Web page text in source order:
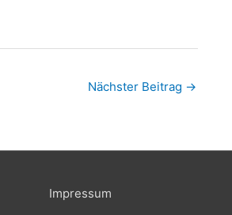
Nächster Beitrag →
Impressum